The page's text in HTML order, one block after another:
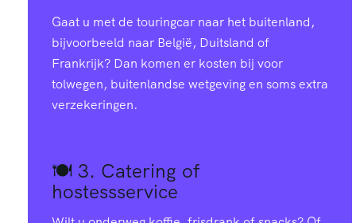
Gaat u met de touringcar naar het buitenland,
bijvoorbeeld naar België, Duitsland of
Frankrijk? Dan komen er kosten bij voor
tolwegen, buitenlandse wetgeving en soms extra
verzekeringen.
🍽️ 3. Catering of
hostessservice